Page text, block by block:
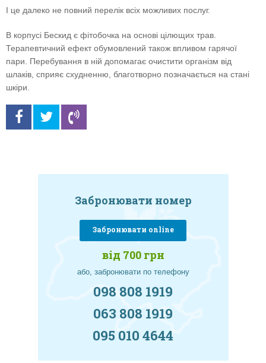
І це далеко не повний перелік всіх можливих послуг.
В корпусі Бескид є фітобочка на основі цілющих трав.
Терапевтичний ефект обумовлений також впливом гарячої
пари. Перебування в ній допомагає очистити організм від
шлаків, сприяє схудненню, благотворно позначається на стані
шкіри.
Забронювати номер
Забронювати online
від 700 грн
або, забронювати по телефону
098 808 1919
063 808 1919
095 010 4644